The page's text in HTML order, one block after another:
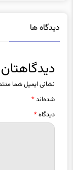
دیدگاه ها
نشانی ایمیل شما
شده‌اند*
دیدگاه*